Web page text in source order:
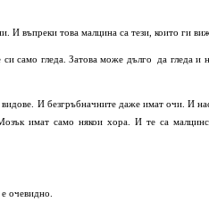
И въпреки това малцина са тези, които ги
си само гледа. Затова може дълго да гледа
И безгръбначните даже имат очи. И
имат само някои хора. И те са
очевидно.